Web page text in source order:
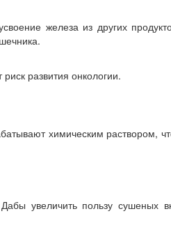
железа из других
развития онкологии.
химическим раствором,
увеличить пользу сушеных